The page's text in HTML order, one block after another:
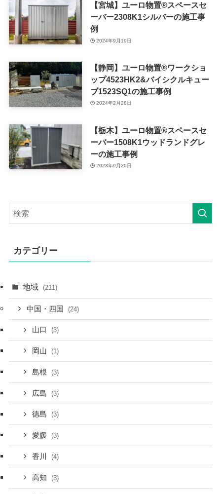
【宮城】ユーロ物置®スペースセ
ーバー2308K1シルバーの施工事
例
2024年9月19日
【静岡】ユーロ物置®ワークショ
ップ4523HK2&バイシクルキュー
ブ1523SQ1の施工事例
2024年2月28日
【栃木】ユーロ物置®スペースセ
ーバー1508K1ウッドランドグレ
ーの施工事例
2023年9月20日
カテゴリー
地域 (211)
中国・四国 (24)
山口 (3)
岡山 (1)
島根 (3)
広島 (3)
徳島 (3)
愛媛 (3)
香川 (4)
高知 (3)